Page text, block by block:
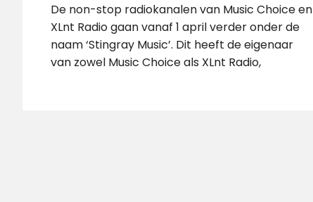
De non-stop radiokanalen van Music Choice en
XLnt Radio gaan vanaf 1 april verder onder de
naam ‘Stingray Music’. Dit heeft de eigenaar
van zowel Music Choice als XLnt Radio,